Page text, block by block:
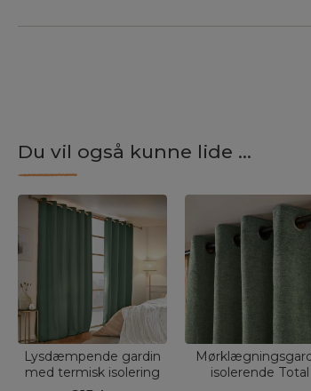
Du vil også kunne lide ...
Lysdæmpende gardin
med termisk isolering
isolerende Total